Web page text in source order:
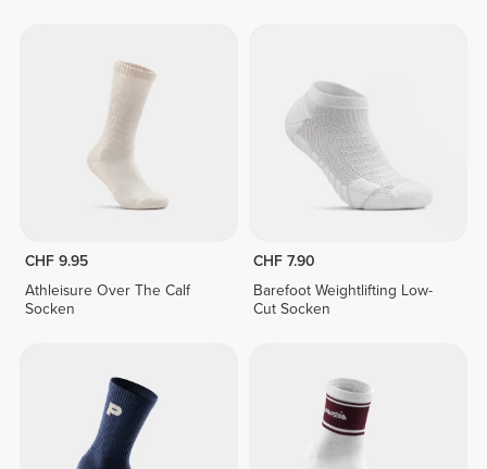
CHF 9.95
Athleisure Over The Calf
Socken
CHF 7.90
Barefoot Weightlifting Low-
Cut Socken